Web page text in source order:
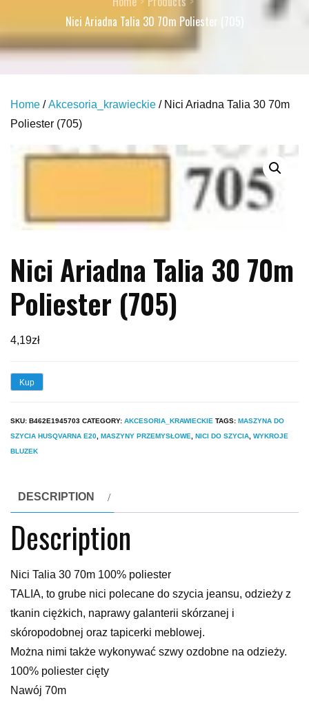
Nici Ariadna Talia 30 70m Poliester (705)
Home /Akcesoria_krawieckie / Nici Ariadna Talia 30 70m
Poliester (705)
Nici Ariadna Talia 30 70m
Poliester (705)
4,19zł
Kup
SKU: B462E1945703 CATEGORY: AKCESORIA_KRAWIECKIE TAGS: MASZYNA DO
SZYCIA HUSQVARNA E20 MASZYNY PRZEMYSŁOWE NICI DO SZYCIA WYKROJE
BLUZEK
DESCRIPTION
Description
Nici Talia 30 70m 100% poliester
TALIA, to grube nici polecane do szycia jeansu, odzieży z
tkanin ciężkich, naprawy galanterii skórzanej i
skóropodobnej oraz tapicerki meblowej.
Można nimi także wykonywać szwy ozdobne na odzieży.
100% poliester cięty
Nawój 70m